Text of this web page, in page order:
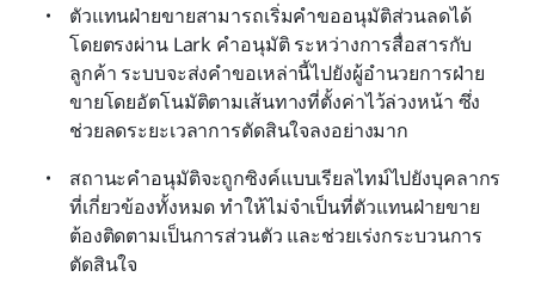
ตัวแทนฝ่ายขายสามารถเริ่มคำขออนุมัติส่วนลดได้
โดยตรงผ่าน Lark คำอนุมัติ ระหว่างการสื่อสารกับ
ลูกค้า ระบบจะส่งคำขอเหล่านี้ไปยังผู้อำนวยการฝ่าย
ขายโดยอัตโนมัติตามเส้นทางที่ตั้งค่าไว้ล่วงหน้า ซึ่ง
ช่วยลดระยะเวลาการตัดสินใจลงอย่างมาก
สถานะคำอนุมัติจะถูกซิงค์แบบเรียลไทม์ไปยังบุคลากร
ที่เกี่ยวข้องทั้งหมด ทำให้ไม่จำเป็นที่ตัวแทนฝ่ายขาย
ต้องติดตามเป็นการส่วนตัว และช่วยเร่งกระบวนการ
ตัดสินใจ